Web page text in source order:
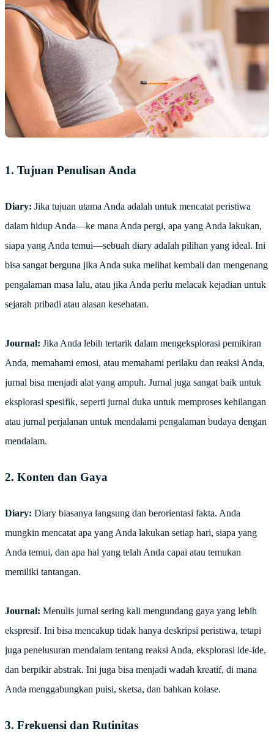
1. Tujuan Penulisan Anda
Diary: Jika tujuan utama Anda adalah untuk mencatat peristiwa
dalam hidup Anda—ke mana Anda pergi, apa yang Anda lakukan,
siapa yang Anda temui—sebuah diary adalah pilihan yang ideal. Ini
bisa sangat berguna jika Anda suka melihat kembali dan mengenang
pengalaman masa lalu, atau jika Anda perlu melacak kejadian untuk
sejarah pribadi atau alasan kesehatan.
Journal: Jika Anda lebih tertarik dalam mengeksplorasi pemikiran
Anda, memahami emosi, atau memahami perilaku dan reaksi Anda,
jurnal bisa menjadi alat yang ampuh. Jurnal juga sangat baik untuk
eksplorasi spesifik, seperti jurnal duka untuk memproses kehilangan
atau jurnal perjalanan untuk mendalami pengalaman budaya dengan
mendalam.
2. Konten dan Gaya
Diary: Diary biasanya langsung dan berorientasi fakta. Anda
mungkin mencatat apa yang Anda lakukan setiap hari, siapa yang
Anda temui, dan apa hal yang telah Anda capai atau temukan
memiliki tantangan.
Journal: Menulis jurnal sering kali mengundang gaya yang lebih
ekspresif. Ini bisa mencakup tidak hanya deskripsi peristiwa, tetapi
juga penelusuran mendalam tentang reaksi Anda, eksplorasi ide-ide,
dan berpikir abstrak. Ini juga bisa menjadi wadah kreatif, di mana
Anda menggabungkan puisi, sketsa, dan bahkan kolase.
3. Frekuensi dan Rutinitas